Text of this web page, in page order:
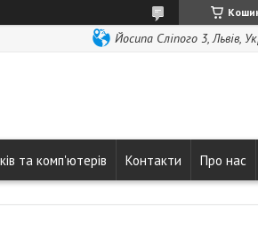
Йосипа Сліпого 3, Львів,
та комп'ютерів Контакти Про нас